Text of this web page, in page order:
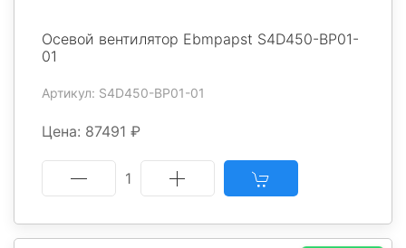
Осевой вентилятор Ebmpapst S4D450-BP01-
01
Артикул: S4D450-BP01-01
Цена: 87491 ₽
1